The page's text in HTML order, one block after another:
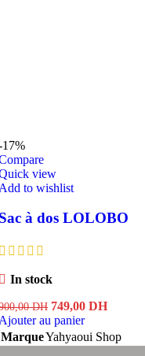
17%
view
to wishlist
à dos LOLOBO
In stock
DH Le
prix
initial
était :
749,00 DHLe
actuel
est :
au panier
MarqueYahyaoui Shop